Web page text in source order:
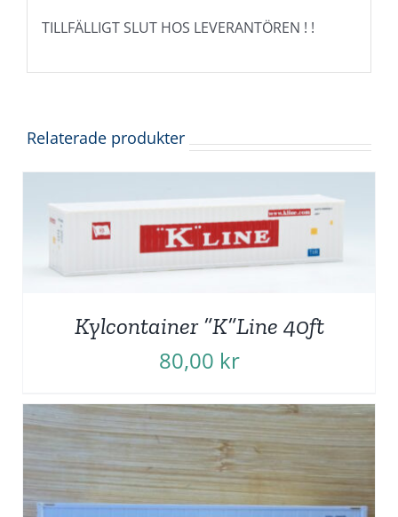
TILLFÄLLIGT SLUT HOS LEVERANTÖREN ! !
Relaterade produkter
Kylcontainer ”K”Line 40ft
80,00 kr